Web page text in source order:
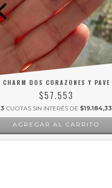
CHARM DOS CORAZONES Y PAVE
$57.553
3 CUOTAS SIN INTERÉS DE $19.184,33